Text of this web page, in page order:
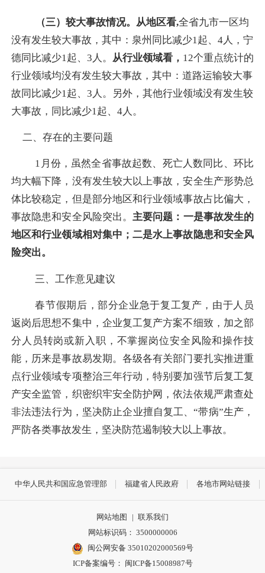
（三）较大事故情况。 从地区看,全省九市一区均
没有发生较大事故，其中：泉州同比减少1 起、 4 人，宁
德同比减少1 起、 3 人。 从行业领域看， 12个重点统计的
行业领域均没有发生较大事故，其中： 道路运输较大事
故同比减少1 起、 3 人。另外，其他行业领域没有发生较
大事故，同比减少1 起、 4 人。
二、存在的主要问题
1 月份，虽然全省事故起数、死亡人数同比、环比
均大幅下降，没有发生较大以上事故，安全生产形势总
体比较稳定，但是部分地区和行业领域事故占比偏大，
事故隐患和安全风险突出。主要问题： 一是事故发生的
地区和行业领域相对集中； 二是水上事故隐患和安全风
险突出。
三、工作意见建议
春节假期后，部分企业急于复工复产，由于人员
返岗后思想不集中，企业复工复产方案不细致，加之部
分人员转岗或新入职，不掌握岗位安全风险和操作技
能，历来是事故易发期。各级各有关部门要扎实推进重
点行业领域专项整治三年行动，特别要加强节后复工复
产安全监管，织密织牢安全防护网 ，依法依规严肃查处
非法违法行为，坚决防止企业擅自复工、“带病”生产 ，
严防各类事故发生，坚决防范遏制较大以上事故。
中华人民共和国应急管理部 福建省人民政府 各地市网站链接
网站地图 | 联系我们
网站标识码： 3500000006
闽公网安备 35010202000569号
ICP备案编号： 闽ICP备15008987号